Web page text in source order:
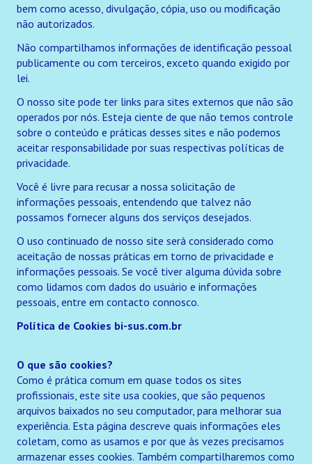
Oferta de Leitos em Internações SUS
Todos os Links
PROCURAR PROFISSIONAIS/ESTAB. DE SAÚDE
bem como acesso, divulgação, cópia, uso ou modificação
não autorizados.
Não compartilhamos informações de identificação pessoal
publicamente ou com terceiros, exceto quando exigido por
lei.
O nosso site pode ter links para sites externos que não são
operados por nós. Esteja ciente de que não temos controle
sobre o conteúdo e práticas desses sites e não podemos
aceitar responsabilidade por suas respectivas políticas de
privacidade.
Você é livre para recusar a nossa solicitação de
informações pessoais, entendendo que talvez não
possamos fornecer alguns dos serviços desejados.
O uso continuado de nosso site será considerado como
aceitação de nossas práticas em torno de privacidade e
informações pessoais. Se você tiver alguma dúvida sobre
como lidamos com dados do usuário e informações
pessoais, entre em contacto connosco.
Política de Cookies bi-sus.com.br
O que são cookies?
Como é prática comum em quase todos os sites
profissionais, este site usa cookies, que são pequenos
arquivos baixados no seu computador, para melhorar sua
experiência. Esta página descreve quais informações eles
coletam, como as usamos e por que às vezes precisamos
armazenar esses cookies. Também compartilharemos como